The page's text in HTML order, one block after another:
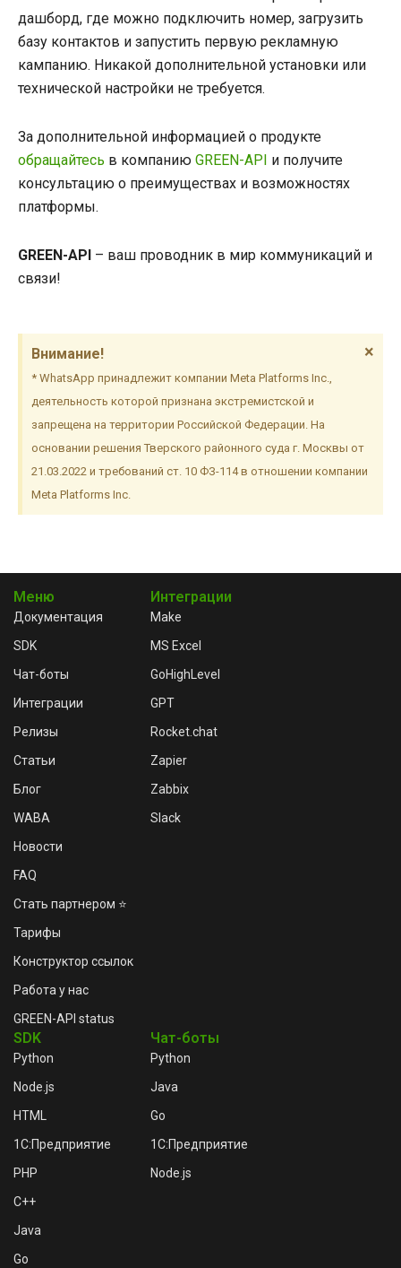
дашборд, где можно подключить номер, загрузить
базу контактов и запустить первую рекламную
кампанию. Никакой дополнительной установки или
технической настройки не требуется.
За дополнительной информацией о продукте
обращайтесь в компанию GREEN-API и получите
консультацию о преимуществах и возможностях
платформы.
GREEN-API – ваш проводник в мир коммуникаций и
связи!
Внимание!
* WhatsApp принадлежит компании Meta Platforms Inc.,
деятельность которой признана экстремистской и
запрещена на территории Российской Федерации. На
основании решения Тверского районного суда г. Москвы от
21.03.2022 и требований ст. 10 ФЗ-114 в отношении компании
Meta Platforms Inc.
×
Меню
Документация
SDK
Чат-боты
Интеграции
Релизы
Статьи
Блог
WABA
Новости
FAQ
Стать партнером ⭐
Тарифы
Конструктор ссылок
Работа у нас
GREEN-API status
Интеграции
Make
MS Excel
GoHighLevel
GPT
Rocket.chat
Zapier
Zabbix
Slack
SDK
Python
Node.js
HTML
1C:Предприятие
PHP
C++
Java
Go
Чат-боты
Python
Java
Go
1C:Предприятие
Node.js